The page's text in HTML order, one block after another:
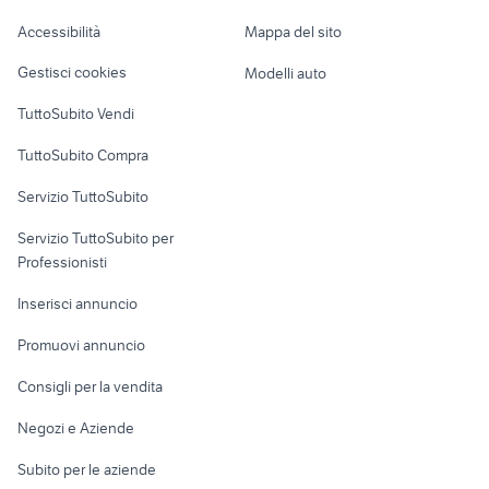
Loft, mansarde e
Informatica
Console e
Fotografia
Telefonia
Accessibilità
Gestisci cookies
TuttoSubito Vendi
TuttoSubito Compra
Servizio TuttoSubito
Servizio TuttoSubito per
Professionisti
Inserisci annuncio
Promuovi annuncio
Consigli per la vendita
Negozi e Aziende
Subito per le aziende
Mappa del sito
Modelli auto